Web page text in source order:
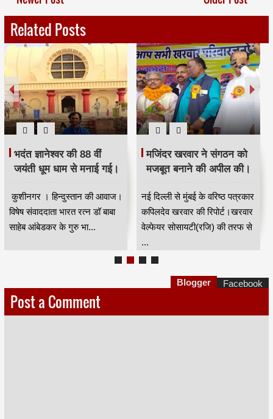
Related Posts
भदंत ज्ञानेश्वर की 88 वीं
जयंती धूम धाम से मनाई गई।
कुशीनगर । हिन्दुस्तान की आवाज।
विषेष संवाददाता भारत रत्न डॉ बाबा
साहेब आंबेडकर के गुरु भा...
मजिंदर खरवार ने संगठन को
मजबूत बनाने की अपील की।
नई दिल्ली से मुंबई के वरिष्ठ पत्रकार
कपिलदेव खरवार की रिपोर्ट।खरवार
वेल्फेयर सोसायटी(रजि) की तरफ से
...
Post a Comment
Blogger Facebook